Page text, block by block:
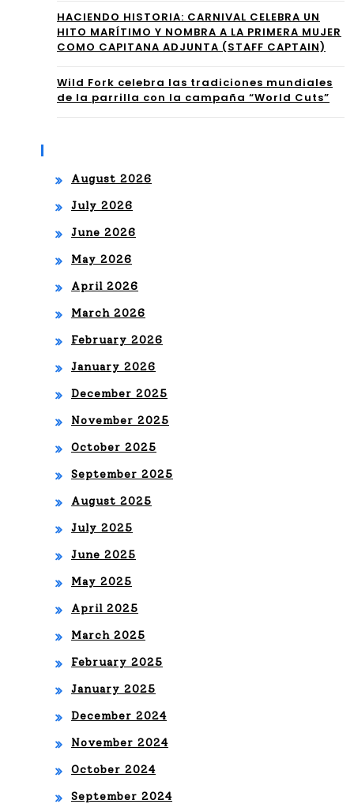
Air
e
Par
a la
HACIENDO HISTORIA: CARNIVAL CELEBRA UN
HITO MARÍTIMO Y NOMBRA A LA PRIMERA MUJER
COMO CAPITANA ADJUNTA (STAFF CAPTAIN)
Wild Fork celebra las tradiciones mundiales
de la parrilla con la campaña “World Cuts”
August 2026
July 2026
June 2026
May 2026
April 2026
March 2026
February 2026
January 2026
December 2025
November 2025
October 2025
September 2025
August 2025
July 2025
June 2025
May 2025
April 2025
March 2025
February 2025
January 2025
December 2024
November 2024
October 2024
September 2024